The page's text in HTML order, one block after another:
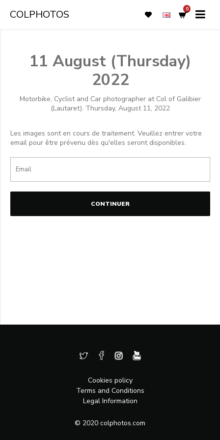
COLPHOTOS 0
11 August (Thursday)
2022
Motorbike, Cyclist and Car photographer at Col of Galibier
(Lautaret). Thursday, August 11, 2022
Les images sont en cours de traitement. Veuillez entrer votre
email pour être prévenu dès qu'elles seront disponibles.
CONTINUER
Cookies policy
Terms and Conditions
Legal Information
© 2020 colphotos.com